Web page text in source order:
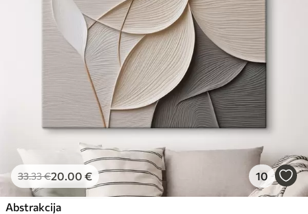
33.33€20.00 € 10
Abstrakcija